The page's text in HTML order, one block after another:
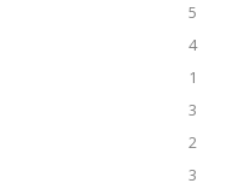
5
4
1
3
2
3